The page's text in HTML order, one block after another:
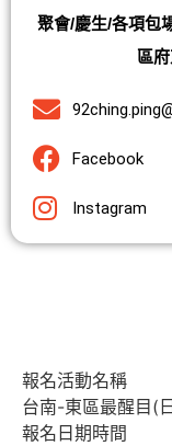
聚會/慶生/各項包
區
Facebook
Instagram
報名活動名稱
報名日期時間